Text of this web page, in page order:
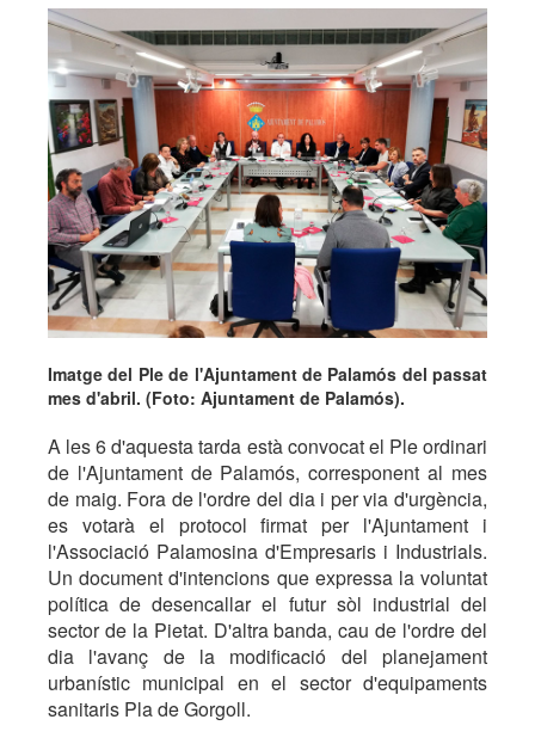
Imatge del Ple de l'Ajuntament de Palamós del passat
mes d'abril. (Foto: Ajuntament de Palamós).
A les 6 d'aquesta tarda està convocat el Ple ordinari
de l'Ajuntament de Palamós, corresponent al mes
de maig. Fora de l'ordre del dia i per via d'urgència,
es votarà el protocol firmat per l'Ajuntament i
l'Associació Palamosina d'Empresaris i Industrials.
Un document d'intencions que expressa la voluntat
política de desencallar el futur sòl industrial del
sector de la Pietat. D'altra banda, cau de l'ordre del
dia l'avanç de la modificació del planejament
urbanístic municipal en el sector d'equipaments
sanitaris Pla de Gorgoll.